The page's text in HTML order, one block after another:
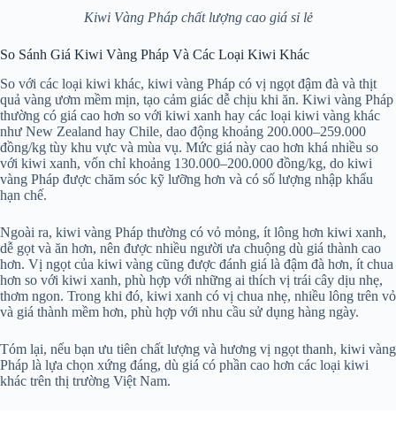
Kiwi Vàng Pháp chất lượng cao giá sỉ lẻ
So Sánh Giá Kiwi Vàng Pháp Và Các Loại Kiwi Khác
So với các loại kiwi khác, kiwi vàng Pháp có vị ngọt đậm đà và thịt
quả vàng ươm mềm mịn, tạo cảm giác dễ chịu khi ăn. Kiwi vàng Pháp
thường có giá cao hơn so với kiwi xanh hay các loại kiwi vàng khác
như New Zealand hay Chile, dao động khoảng 200.000–259.000
đồng/kg tùy khu vực và mùa vụ. Mức giá này cao hơn khá nhiều so
với kiwi xanh, vốn chỉ khoảng 130.000–200.000 đồng/kg, do kiwi
vàng Pháp được chăm sóc kỹ lưỡng hơn và có số lượng nhập khẩu
hạn chế.
Ngoài ra, kiwi vàng Pháp thường có vỏ mỏng, ít lông hơn kiwi xanh,
dễ gọt và ăn hơn, nên được nhiều người ưa chuộng dù giá thành cao
hơn. Vị ngọt của kiwi vàng cũng được đánh giá là đậm đà hơn, ít chua
hơn so với kiwi xanh, phù hợp với những ai thích vị trái cây dịu nhẹ,
thơm ngon. Trong khi đó, kiwi xanh có vị chua nhẹ, nhiều lông trên vỏ
và giá thành mềm hơn, phù hợp với nhu cầu sử dụng hàng ngày.
Tóm lại, nếu bạn ưu tiên chất lượng và hương vị ngọt thanh, kiwi vàng
Pháp là lựa chọn xứng đáng, dù giá có phần cao hơn các loại kiwi
khác trên thị trường Việt Nam.